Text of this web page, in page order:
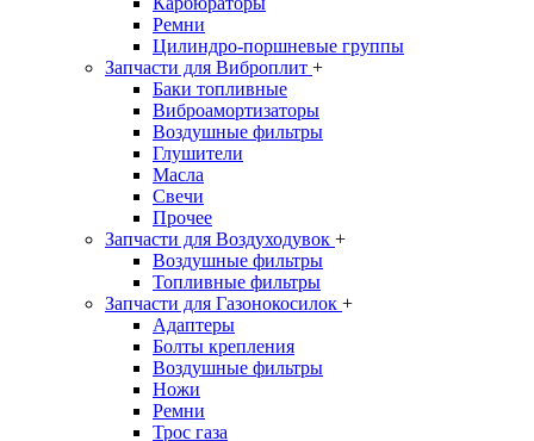
Ремни
Цилиндро-поршневые группы
Запчасти для Виброплит +
Баки топливные
Виброамортизаторы
Воздушные фильтры
Глушители
Масла
Свечи
Прочее
Запчасти для Воздуходувок +
Воздушные фильтры
Топливные фильтры
Запчасти для Газонокосилок +
Адаптеры
Болты крепления
Воздушные фильтры
Ножи
Ремни
Трос газа